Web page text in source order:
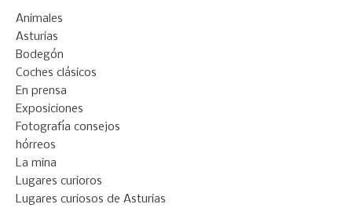
Animales
Asturias
Bodegón
Coches clásicos
En prensa
Exposiciones
Fotografía consejos
hórreos
La mina
Lugares curioros
Lugares curiosos de Asturias